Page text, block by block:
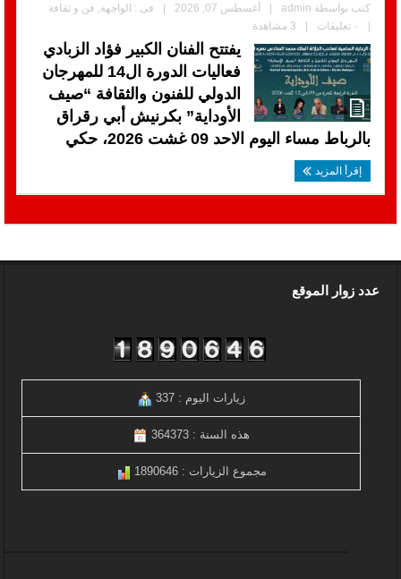
كتب بواسطة admin أغسطس 07, 2026 فى : الواجهة, فن و ثقافة
٠ تعليقات 3 مشاهدة
يفتتح الفنان الكبير فؤاد الزبادي
فعاليات الدورة ال14 للمهرجان
الدولي للفنون والثقافة “صيف
الأوداية” بكرنيش أبي رقراق
بالرباط مساء اليوم الاحد 09 غشت 2026، حكي
إقرأ المزيد
عدد زوار الموقع
زيارات اليوم : 337
هذه السنة : 364373
مجموع الزيارات : 1890646